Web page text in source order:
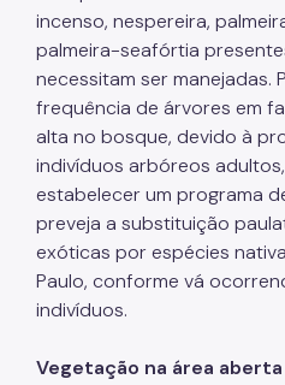
incenso, nespereira,
palmeira-seafórtia
necessitam ser manejadas.
frequência de árvores em
alta no bosque, devido à
indivíduos arbóreos
estabelecer um programa
preveja a substituição
exóticas por espécies
Paulo, conforme vá
indivíduos.
Vegetação na área